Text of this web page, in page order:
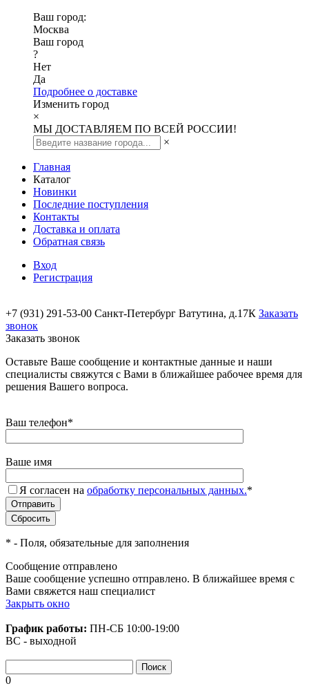
Ваш город:
Москва
Ваш город
?
Нет
Да
Подробнее о доставке
Изменить город
×
МЫ ДОСТАВЛЯЕМ ПО ВСЕЙ РОССИИ!
×
Главная
Каталог
Новинки
Последние поступления
Контакты
Доставка и оплата
Обратная связь
Вход
Регистрация
+7 (931) 291-53-00 Санкт-Петербург Ватутина, д.17К Заказать
звонок
Заказать звонок
Оставьте Ваше сообщение и контактные данные и наши
специалисты свяжутся с Вами в ближайшее рабочее время для
решения Вашего вопроса.
Ваш телефон*
Ваше имя
Я согласен на обработку персональных данных.*
* - Поля, обязательные для заполнения
Сообщение отправлено
Ваше сообщение успешно отправлено. В ближайшее время с
Вами свяжется наш специалист
Закрыть окно
График работы: ПН-СБ 10:00-19:00
ВС - выходной
0